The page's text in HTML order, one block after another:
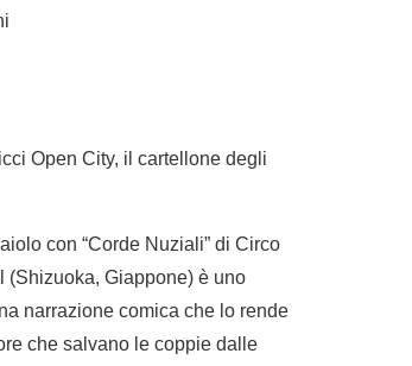
Open City, il cartellone degli
con “Corde Nuziali” di Circo
(Shizuoka, Giappone) è uno
narrazione comica che lo rende
che salvano le coppie dalle